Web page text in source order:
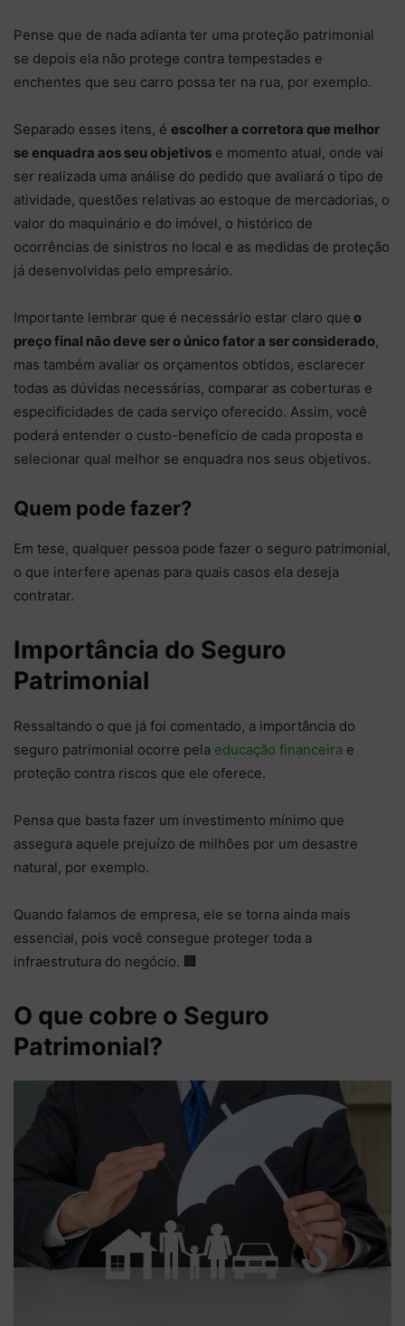
Pense que de nada adianta ter uma proteção patrimonial
se depois ela não protege contra tempestades e
enchentes que seu carro possa ter na rua, por exemplo.
Separado esses itens, é escolher a corretora que melhor
se enquadra aos seu objetivos e momento atual, onde vai
ser realizada uma análise do pedido que avaliará o tipo de
atividade, questões relativas ao estoque de mercadorias, o
valor do maquinário e do imóvel, o histórico de
ocorrências de sinistros no local e as medidas de proteção
já desenvolvidas pelo empresário.
Importante lembrar que é necessário estar claro que o
preço final não deve ser o único fator a ser considerado,
mas também avaliar os orçamentos obtidos, esclarecer
todas as dúvidas necessárias, comparar as coberturas e
especificidades de cada serviço oferecido. Assim, você
poderá entender o custo-benefício de cada proposta e
selecionar qual melhor se enquadra nos seus objetivos.
Quem pode fazer?
Em tese, qualquer pessoa pode fazer o seguro patrimonial,
o que interfere apenas para quais casos ela deseja
contratar.
Importância do Seguro
Patrimonial
Ressaltando o que já foi comentado, a importância do
seguro patrimonial ocorre pela educação financeira e
proteção contra riscos que ele oferece.
Pensa que basta fazer um investimento mínimo que
assegura aquele prejuízo de milhões por um desastre
natural, por exemplo.
Quando falamos de empresa, ele se torna ainda mais
essencial, pois você consegue proteger toda a
infraestrutura do negócio. 🏢
O que cobre o Seguro
Patrimonial?